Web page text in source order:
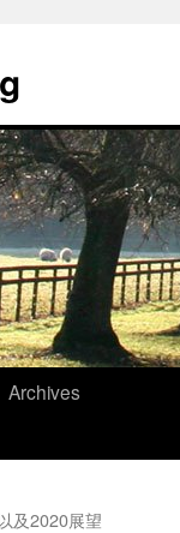
Archives
及2020展望